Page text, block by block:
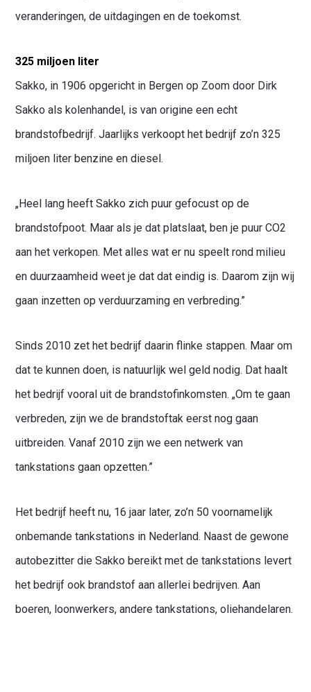
Waar ben je naar op zoek?
veranderingen, de uitdagingen en de toekomst.
325 miljoen liter
Sakko, in 1906 opgericht in Bergen op Zoom door Dirk
Sakko als kolenhandel, is van origine een echt
brandstofbedrijf. Jaarlijks verkoopt het bedrijf zo’n 325
miljoen liter benzine en diesel.
„Heel lang heeft Sakko zich puur gefocust op de
brandstofpoot. Maar als je dat platslaat, ben je puur CO2
aan het verkopen. Met alles wat er nu speelt rond milieu
en duurzaamheid weet je dat dat eindig is. Daarom zijn wij
gaan inzetten op verduurzaming en verbreding.”
Sinds 2010 zet het bedrijf daarin flinke stappen. Maar om
dat te kunnen doen, is natuurlijk wel geld nodig. Dat haalt
het bedrijf vooral uit de brandstofinkomsten. „Om te gaan
verbreden, zijn we de brandstoftak eerst nog gaan
uitbreiden. Vanaf 2010 zijn we een netwerk van
tankstations gaan opzetten.”
Het bedrijf heeft nu, 16 jaar later, zo’n 50 voornamelijk
onbemande tankstations in Nederland. Naast de gewone
autobezitter die Sakko bereikt met de tankstations levert
het bedrijf ook brandstof aan allerlei bedrijven. Aan
boeren, loonwerkers, andere tankstations, oliehandelaren.